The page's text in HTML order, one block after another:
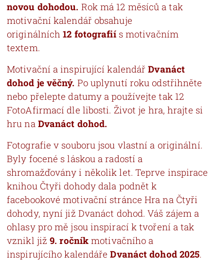
novou dohodou. Rok má 12 měsíců a tak
motivační kalendář obsahuje
originálních12 fotografiís motivačním
textem.
Motivační a inspirující kalendář Dvanáct
dohod je věčný. Po uplynutí roku odstřihněte
nebo přelepte datumy a používejte tak 12
FotoAfirmací dle libosti. Život je hra, hrajte si
hru na Dvanáct dohod.
Fotografie v souboru jsou vlastní a originální.
Byly focené s láskou a radostí a
shromažďovány i několik let. Teprve inspirace
knihou Čtyři dohody dala podnět k
facebookové motivační stránce Hra na Čtyři
dohody, nyní již Dvanáct dohod. Váš zájem a
ohlasy pro mě jsou inspirací k tvoření a tak
vznikl již9. ročník motivačního a
inspirujícího kalendářeDvanáct dohod 2025.